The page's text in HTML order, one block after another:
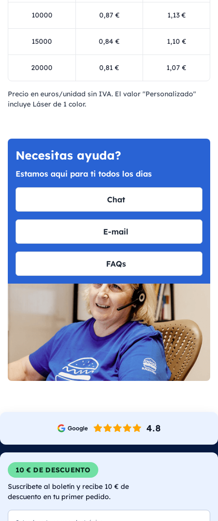
10000 0,87 € 1,13 €
15000 0,84 € 1,10 €
20000 0,81 € 1,07 €
Precio en euros/unidad sin IVA. El valor "Personalizado"
incluye Láser de 1 color.
Necesitas ayuda?
Estamos aqui para ti todos los dias
Chat
E-mail
FAQs
10 € DE DESCUENTO
Suscríbete al boletín y recibe 10 € de
descuento en tu primer pedido.